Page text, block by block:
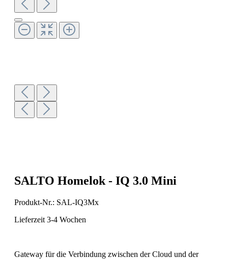
SALTO Homelok - IQ 3.0 Mini
Produkt-Nr.: SAL-IQ3Mx
Lieferzeit 3-4 Wochen
Gateway für die Verbindung zwischen der Cloud und der